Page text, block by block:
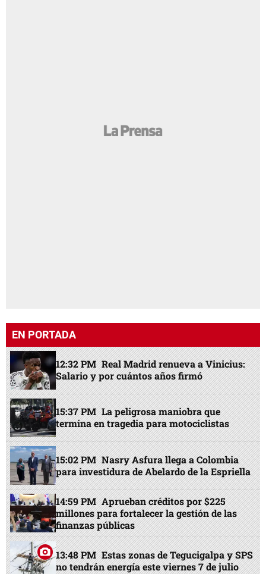
EN PORTADA
12:32 PM Real Madrid renueva a Vinicius:
Salario y por cuántos años firmó
15:37 PM La peligrosa maniobra que
termina en tragedia para motociclistas
15:02 PM Nasry Asfura llega a Colombia
para investidura de Abelardo de la Espriella
14:59 PM Aprueban créditos por $225
millones para fortalecer la gestión de las
finanzas públicas
13:48 PM Estas zonas de Tegucigalpa y SPS
no tendrán energía este viernes 7 de julio